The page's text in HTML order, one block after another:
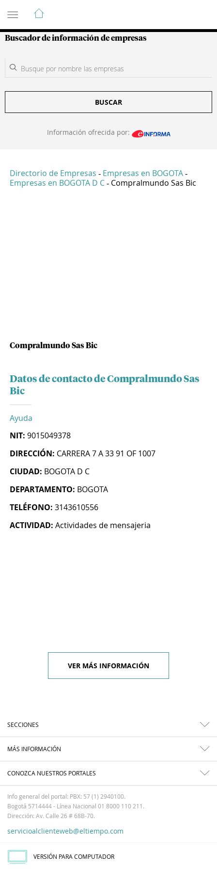
Guía de Empresas Colombianas
Buscador de información de empresas
BUSCAR
Información ofrecida por:
Directorio de Empresas - Empresas en BOGOTA -
Empresas en BOGOTA D C - Compralmundo Sas Bic
Compralmundo Sas Bic
Datos de contacto de Compralmundo Sas
Bic
Ayuda
NIT: 9015049378
DIRECCIÓN: CARRERA 7 A 33 91 OF 1007
CIUDAD: BOGOTA D C
DEPARTAMENTO: BOGOTA
TELÉFONO: 3143610556
ACTIVIDAD: Actividades de mensajeria
VER MÁS INFORMACIÓN
SECCIONES
MÁS INFORMACIÓN
CONOZCA NUESTROS PORTALES
Info general del portal: PBX: 57 (1) 2940100.
Bogotá 5714444 - Línea Nacional 01 8000 110 211.
Dirección: Av. Calle 26 # 68B-70.
servicioalclienteweb@eltiempo.com
VERSIÓN PARA COMPUTADOR